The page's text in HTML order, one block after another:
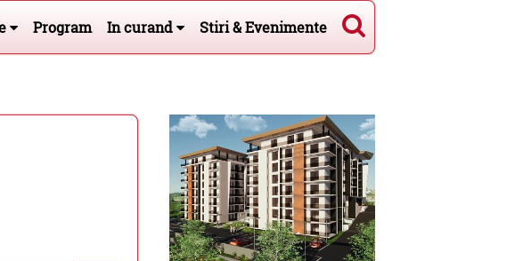
Program In curand Stiri & Evenimente